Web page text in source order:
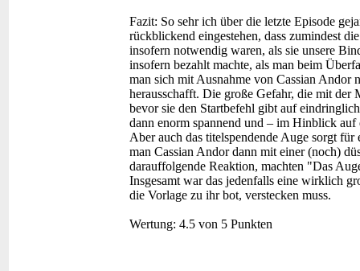
Fazit: So sehr ich über die letzte Episode
rückblickend eingestehen, dass zumindest
insofern notwendig waren, als sie unsere
insofern bezahlt machte, als man beim
man sich mit Ausnahme von Cassian Andor
herausschafft. Die große Gefahr, die mit
bevor sie den Startbefehl gibt auf
dann enorm spannend und – im Hinblick
Aber auch das titelspendende Auge sorgt
man Cassian Andor dann mit einer (noch)
darauffolgende Reaktion, machten "Das
Insgesamt war das jedenfalls eine wirklich
die Vorlage zu ihr bot, verstecken muss.
Wertung: 4.5 von 5 Punkten